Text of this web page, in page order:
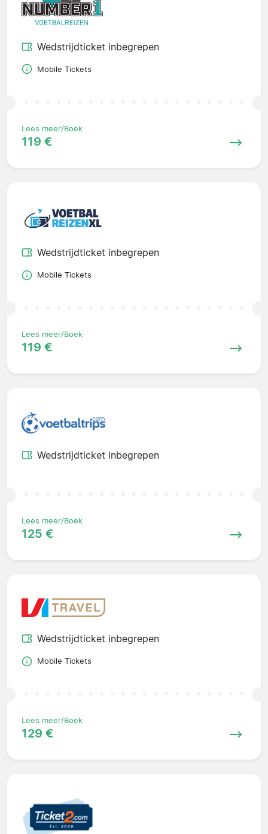
Wedstrijdticket inbegrepen
Mobile Tickets
Lees meer/Boek
119 €
Wedstrijdticket inbegrepen
Mobile Tickets
Lees meer/Boek
119 €
Wedstrijdticket inbegrepen
Lees meer/Boek
125 €
Wedstrijdticket inbegrepen
Mobile Tickets
Lees meer/Boek
129 €